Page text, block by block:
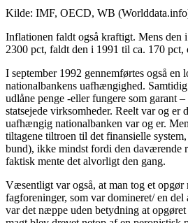
Kilde: IMF, OECD, WB
Inflationen faldt også kraftigt. Mens den
2300 pct, faldt den i 1991 til ca. 170
I september 1992 gennemførtes også en
nationalbankens uafhængighed.
udlåne penge -eller fungere som garant
statsejede virksomheder. Reelt var og er
uafhængig nationalbanken var og er.
tiltagene tiltroen til det finansielle
bund), ikke mindst fordi den daværende
faktisk mente det alvorligt den gang.
Væsentligt var også, at man tog et opgør
fagforeninger, som var domineret/ en
var det næppe uden betydning at